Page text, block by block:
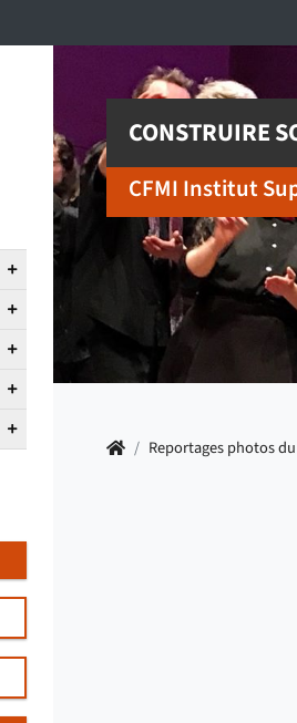
CONSTRUIRE
CFMI Institut
Accueil
/ Reportages photos du